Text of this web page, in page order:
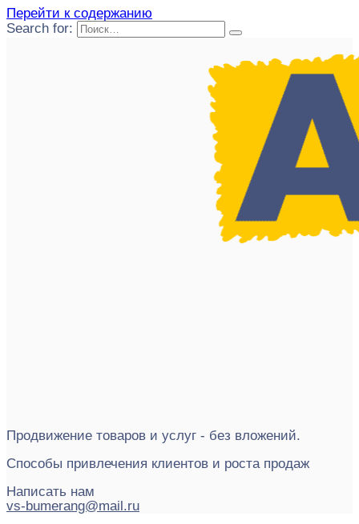
Перейти к содержанию
Search for:
Продвижение товаров и услуг - без вложений.
Способы привлечения клиентов и роста продаж
Написать нам
vs-bumerang@mail.ru